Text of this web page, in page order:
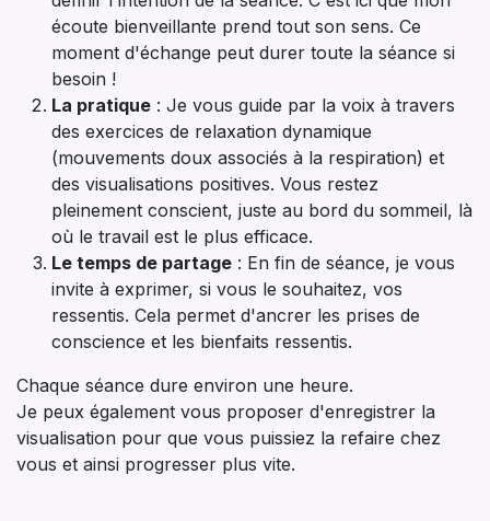
écoute bienveillante prend tout son sens. Ce
moment d'échange peut durer toute la séance si
besoin !
La pratique : Je vous guide par la voix à travers
des exercices de relaxation dynamique
(mouvements doux associés à la respiration) et
des visualisations positives. Vous restez
pleinement conscient, juste au bord du sommeil, là
où le travail est le plus efficace.
Le temps de partage : En fin de séance, je vous
invite à exprimer, si vous le souhaitez, vos
ressentis. Cela permet d'ancrer les prises de
conscience et les bienfaits ressentis.
Chaque séance dure environ une heure.
Je peux également vous proposer d'enregistrer la
visualisation pour que vous puissiez la refaire chez
vous et ainsi progresser plus vite.